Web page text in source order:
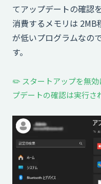
てアップデートの確認
消費するメモリは
が低いプログラムなの
す。
✏️ スタートアップを無効
プデートの確認は実行さ